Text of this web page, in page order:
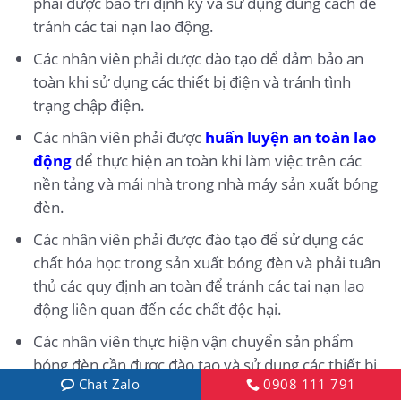
tránh các tai nạn lao động.
Các nhân viên phải được đào tạo để đảm bảo an
toàn khi sử dụng các thiết bị điện và tránh tình
trạng chập điện.
Các nhân viên phải được huấn luyện an toàn lao
độngđể thực hiện an toàn khi làm việc trên các
nền tảng và mái nhà trong nhà máy sản xuất bóng
đèn.
Các nhân viên phải được đào tạo để sử dụng các
chất hóa học trong sản xuất bóng đèn và phải tuân
thủ các quy định an toàn để tránh các tai nạn lao
động liên quan đến các chất độc hại.
Các nhân viên thực hiện vận chuyển sản phẩm
bóng đèn cần được đào tạo và sử dụng các thiết bị
vận chuyển an toàn để tránh hư hỏng sản phẩm và
Chat Zalo 0908 111 791